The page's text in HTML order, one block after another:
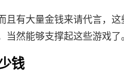
且有大量金钱来请代言，
然能够支撑起这些游戏了。
钱